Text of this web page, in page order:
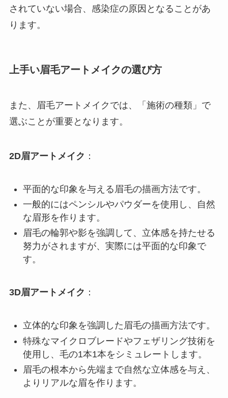
されていない場合、感染症の原因となることがあ
ります。
上手い眉毛アートメイクの選び方
また、眉毛アートメイクでは、「施術の種類」で
選ぶことが重要となります。
2D眉アートメイク ：
平面的な印象を与える眉毛の描画方法です。
一般的にはペンシルやパウダーを使用し、自然
な眉形を作ります。
眉毛の輪郭や影を強調して、立体感を持たせる
努力がされますが、実際には平面的な印象で
す。
3D眉アートメイク ：
立体的な印象を強調した眉毛の描画方法です。
特殊なマイクロブレードやフェザリング技術を
使用し、毛の1本1本をシミュレートします。
眉毛の根本から先端まで自然な立体感を与え、
よりリアルな眉を作ります。